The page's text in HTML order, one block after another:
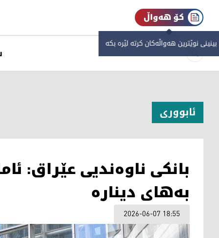
کۆ هەواڵ
نوێترین هەواڵەکان کرتە لێرە بکە
ئابووری
بانکی ناوەندیی عێراق:
بەهای دینارە
2026-06-07 18:55